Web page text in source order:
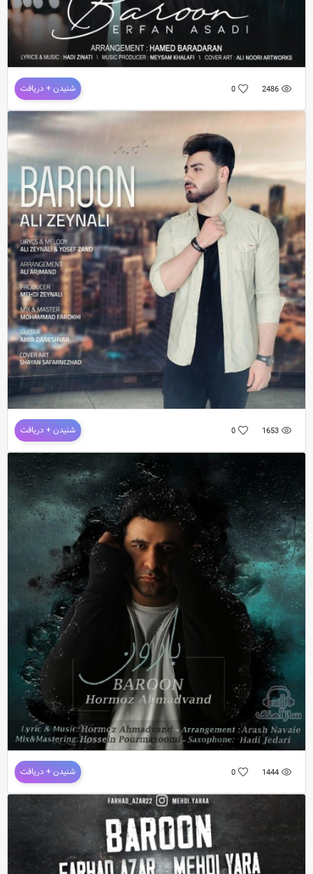
دانلود آهنگ جدید عرفان اسدی بارون ترانه و موزیک : هادی زینتی / موزیک و تنظیم :
2486
0 شنیدن + دریافت
دانلود آهنگ جدید و فوق العاده زیبای علی زینالیبه نام
1653
0 شنیدن + دریافت
1444
0 شنیدن + دریافت